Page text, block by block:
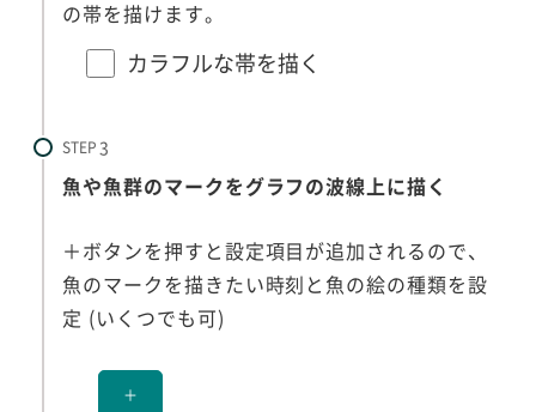
の帯を描けます。
カラフルな帯を描く
STEP
魚や魚群のマークをグラフの波線上に描く
＋ボタンを押すと設定項目が追加されるので、
魚のマークを描きたい時刻と魚の絵の種類を設
定 (いくつでも可)
＋